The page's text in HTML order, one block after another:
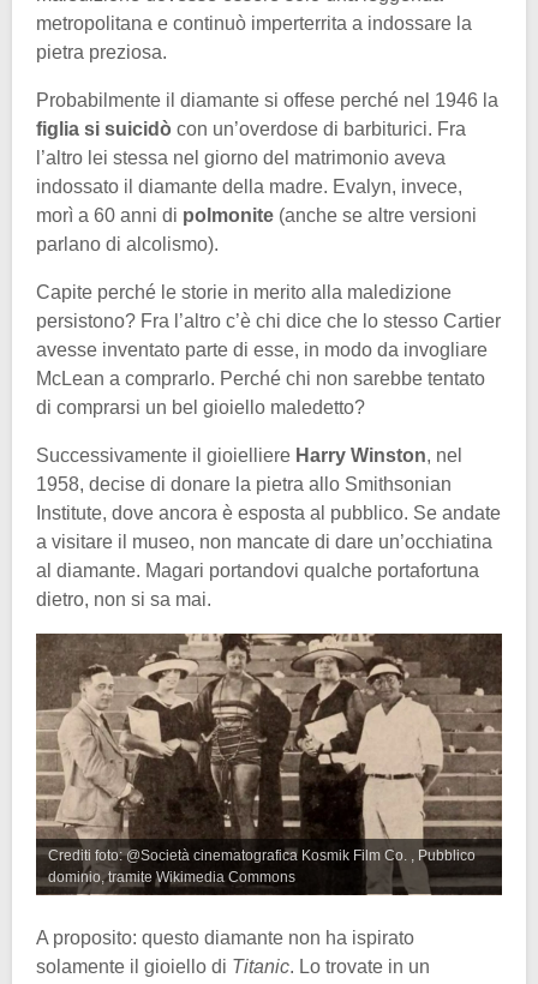
metropolitana e continuò imperterrita a indossare la
pietra preziosa.
Probabilmente il diamante si offese perché nel 1946 la
figlia si suicidò con un’overdose di barbiturici. Fra
l’altro lei stessa nel giorno del matrimonio aveva
indossato il diamante della madre. Evalyn, invece,
morì a 60 anni di polmonite (anche se altre versioni
parlano di alcolismo).
Capite perché le storie in merito alla maledizione
persistono? Fra l’altro c’è chi dice che lo stesso Cartier
avesse inventato parte di esse, in modo da invogliare
McLean a comprarlo. Perché chi non sarebbe tentato
di comprarsi un bel gioiello maledetto?
Successivamente il gioielliere Harry Winston, nel
1958, decise di donare la pietra allo Smithsonian
Institute, dove ancora è esposta al pubblico. Se andate
a visitare il museo, non mancate di dare un’occhiatina
al diamante. Magari portandovi qualche portafortuna
dietro, non si sa mai.
Crediti foto: @Società cinematografica Kosmik Film Co. , Pubblico
dominio, tramite Wikimedia Commons
A proposito: questo diamante non ha ispirato
solamente il gioiello di Titanic. Lo trovate in un